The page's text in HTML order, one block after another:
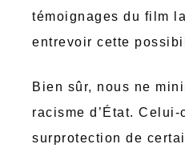
témoignages du film
entrevoir cette
Bien sûr, nous ne
racisme d’État.
surprotection de